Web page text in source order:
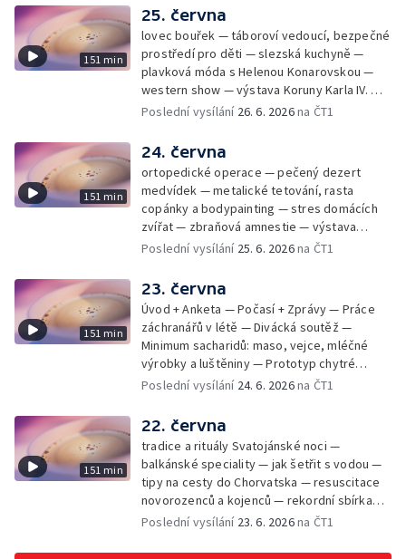
151 min
25. června
lovec bouřek — táboroví vedoucí, bezpečné
prostředí pro děti — slezská kuchyně —
plavková móda s Helenou Konarovskou —
western show — výstava Koruny Karla IV. —
mladý lezecký fenomén Josef Šindel
Poslední vysílání 26. 6. 2026na ČT1
151 min
24. června
ortopedické operace — pečený dezert
medvídek — metalické tetování, rasta
copánky a bodypainting — stres domácích
zvířat — zbraňová amnestie — výstava
mikrofotografií rostlin — fenomenální
Poslední vysílání 25. 6. 2026na ČT1
151 min
23. června
Úvod + Anketa — Počasí + Zprávy — Práce
záchranářů v létě — Divácká soutěž —
Minimum sacharidů: maso, vejce, mléčné
výrobky a luštěniny — Prototyp chytré
vložky do bot pro běžce — Anketa +
záchranářů v létě — Divácká soutěž —
Minimum sacharidů: maso, vejce, mléčné
výrobky a luštěniny — Jak se udržet v
kondici v létě bez posilovny — Prototyp
chytré vložky do bot pro běžce — Anketa +
aktuálně — Škola hrou — Upoutávka na další
vysílání — Počasí + Zprávy — Práce
Poslední vysílání 24. 6. 2026na ČT1
151 min
22. června
tradice a rituály Svatojánské noci —
balkánské speciality — jak šetřit s vodou —
tipy na cesty do Chorvatska — resuscitace
novorozenců a kojenců — rekordní sbírka
velkých modelů aut — výroba šperků se
Poslední vysílání 23. 6. 2026na ČT1